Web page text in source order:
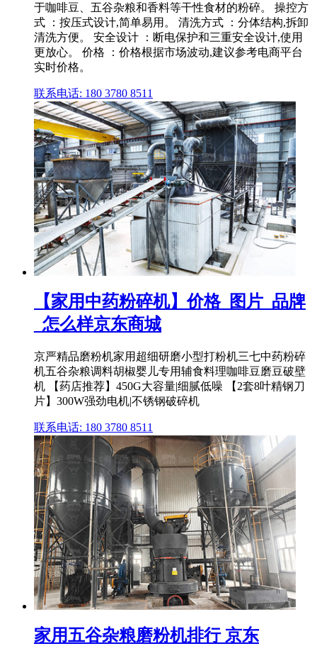
于咖啡豆、五谷杂粮和香料等干性食材的粉碎。 操控方
式 ：按压式设计,简单易用。 清洗方式 ：分体结构,拆卸
清洗方便。 安全设计 ：断电保护和三重安全设计,使用
更放心。 价格 ：价格根据市场波动,建议参考电商平台
实时价格。
联系电话: 180 3780 8511
【家用中药粉碎机】价格_图片_品牌
_怎么样京东商城
京严精品磨粉机家用超细研磨小型打粉机三七中药粉碎
机五谷杂粮调料胡椒婴儿专用辅食料理咖啡豆磨豆破壁
机 【药店推荐】450G大容量|细腻低噪 【2套8叶精钢刀
片】300W强劲电机|不锈钢破碎机
联系电话: 180 3780 8511
家用五谷杂粮磨粉机排行 京东